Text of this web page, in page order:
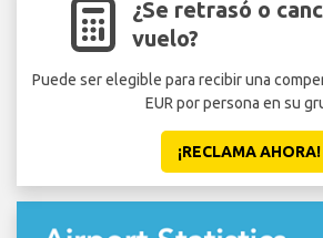
¿Se retrasó o
vuelo?
Puede ser elegible para recibir una
EUR por persona en su
¡RECLAMA AHORA!